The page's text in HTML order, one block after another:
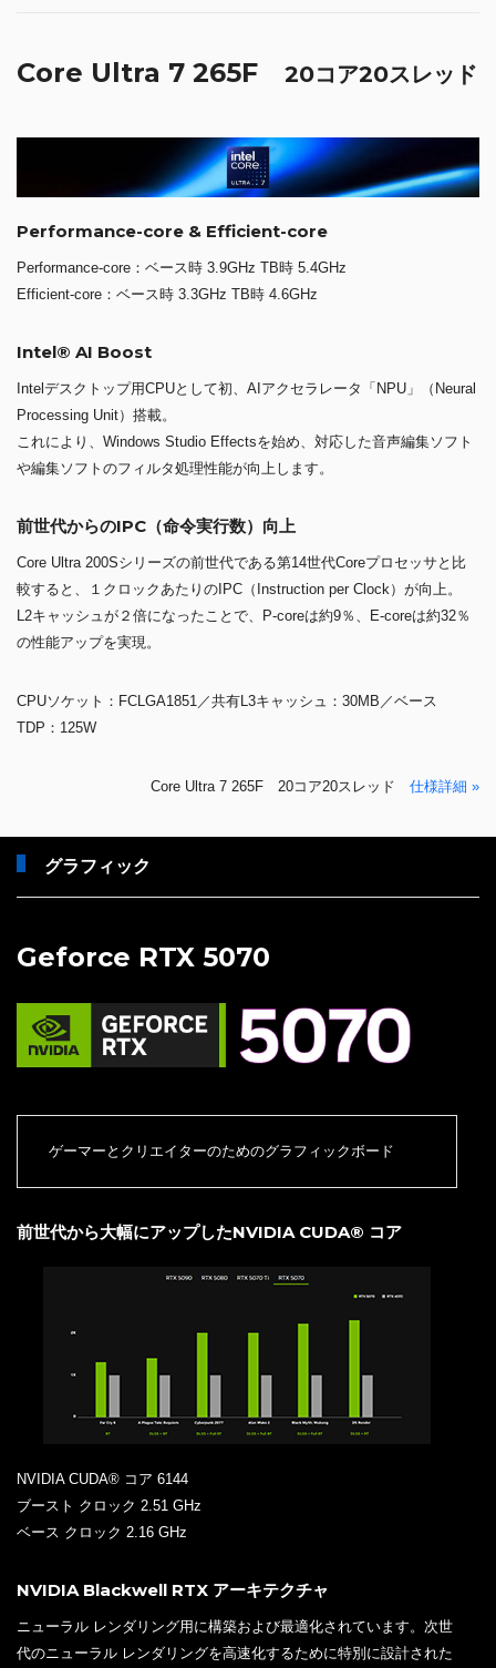
Core Ultra 7 265F 20コア20スレッド
Performance-core & Efficient-core
Performance-core：ベース時 3.9GHz TB時 5.4GHz
Efficient-core：ベース時 3.3GHz TB時 4.6GHz
Intel® AI Boost
Intelデスクトップ用CPUとして初、AIアクセラレータ「NPU」（Neural
Processing Unit）搭載。
これにより、Windows Studio Effectsを始め、対応した音声編集ソフト
や編集ソフトのフィルタ処理性能が向上します。
前世代からのIPC（命令実行数）向上
Core Ultra 200Sシリーズの前世代である第14世代Coreプロセッサと比
較すると、１クロックあたりのIPC（Instruction per Clock）が向上。
L2キャッシュが２倍になったことで、P-coreは約9％、E-coreは約32％
の性能アップを実現。
CPUソケット：FCLGA1851／共有L3キャッシュ：30MB／ベース
TDP：125W
Core Ultra 7 265F 20コア20スレッド 仕様詳細 »
グラフィック
Geforce RTX 5070
ゲーマーとクリエイターのためのグラフィックボード
前世代から大幅にアップしたNVIDIA CUDA® コア
NVIDIA CUDA® コア 6144
ブースト クロック 2.51 GHz
ベース クロック 2.16 GHz
NVIDIA Blackwell RTX アーキテクチャ
ニューラル レンダリング用に構築および最適化されています。次世
代のニューラル レンダリングを高速化するために特別に設計された